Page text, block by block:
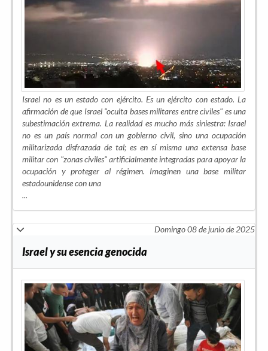
Israel no es un estado con ejército. Es un ejército con estado. La
afirmación de que Israel "oculta bases militares entre civiles" es una
subestimación extrema. La realidad es mucho más siniestra: Israel
no es un país normal con un gobierno civil, sino una ocupación
militarizada disfrazada de tal; es en sí misma una extensa base
militar con "zonas civiles" artificialmente integradas para apoyar la
ocupación y proteger al régimen. Imaginen una base militar
estadounidense con una
...
Domingo 08 de junio de 2025
Israel y su esencia genocida